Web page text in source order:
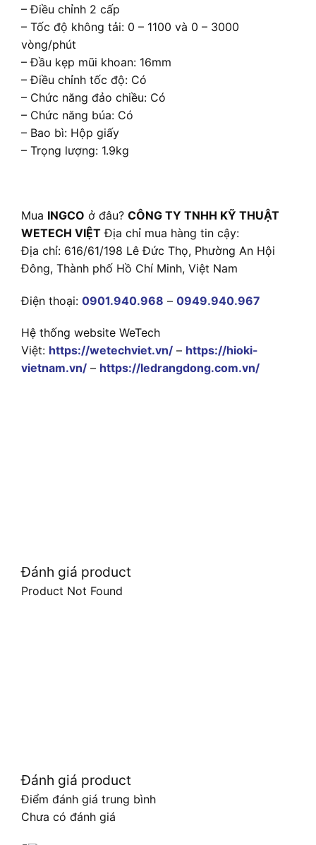
– Điều chỉnh 2 cấp
– Tốc độ không tải: 0 – 1100 và 0 – 3000
vòng/phút
– Đầu kẹp mũi khoan: 16mm
– Điều chỉnh tốc độ: Có
– Chức năng đảo chiều: Có
– Chức năng búa: Có
– Bao bì: Hộp giấy
– Trọng lượng: 1.9kg
Mua INGCO ở đâu? CÔNG TY TNHH KỸ THUẬT
WETECH VIỆT Địa chỉ mua hàng tin cậy:
Địa chỉ: 616/61/198 Lê Đức Thọ, Phường An Hội
Đông, Thành phố Hồ Chí Minh, Việt Nam
Điện thoại: 0901.940.968 – 0949.940.967
Hệ thống website WeTech
Việt: https://wetechviet.vn/ – https://hioki-
vietnam.vn/ – https://ledrangdong.com.vn/
Đánh giá product
Product Not Found
Đánh giá product
Điểm đánh giá trung bình
Chưa có đánh giá